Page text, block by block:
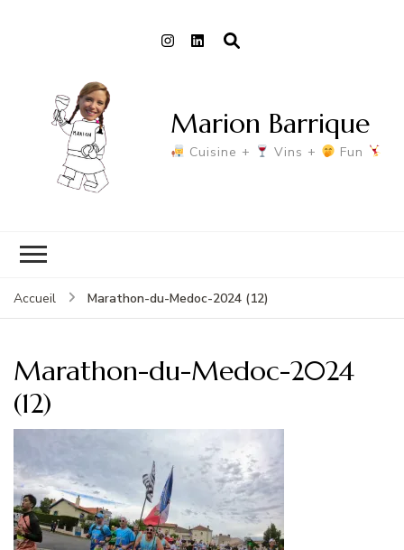
Marion Barrique
Cuisine + Vins + Fun
Accueil Marathon-du-Medoc-2024 (12)
Marathon-du-Medoc-2024
(12)